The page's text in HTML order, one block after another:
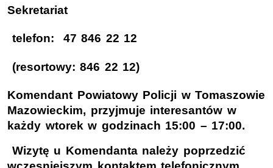
Sekretariat
telefon: 47 846 22 12
(resortowy: 846 22 12)
Komendant Powiatowy Policji w Tomaszowie
Mazowieckim, przyjmuje interesantów w
każdy wtorek w godzinach 15:00 – 17:00.
Wizytę u Komendanta należy poprzedzić